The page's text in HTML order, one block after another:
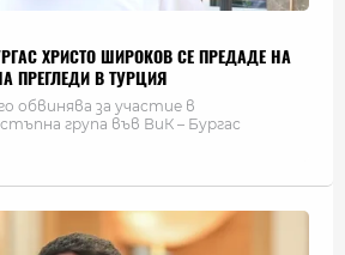
ХРИСТО ШИРОКОВ СЕ ПРЕДАДЕ НА
ПРЕГЛЕДИ В ТУРЦИЯ
обвинява за участие в
група във ВиК – Бургас